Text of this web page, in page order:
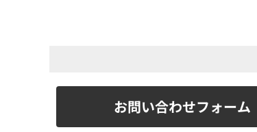
お問い合わせフォーム